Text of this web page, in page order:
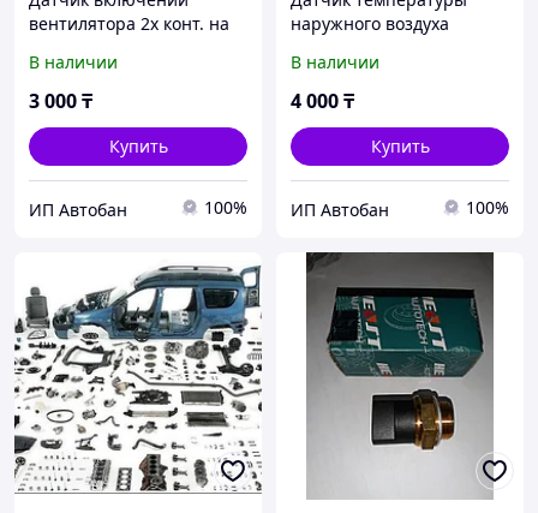
вентилятора 2х конт. на
1995г градус 82°/87°
В наличии
3 000₸
Купить
ИП Автобан 100%
наружного воздуха
/Orlando/Opel Astra
/Vectra B/C/Corsa /Omega
В наличии
4 000₸
Купить
ИП Автобан 100%